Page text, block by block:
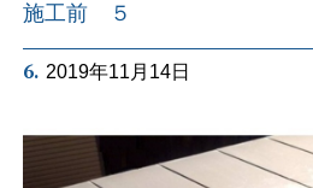
施工前 ５
6. 2019年11月14日